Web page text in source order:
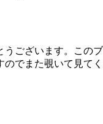
うございます。このブ
でまた覗いて見てく